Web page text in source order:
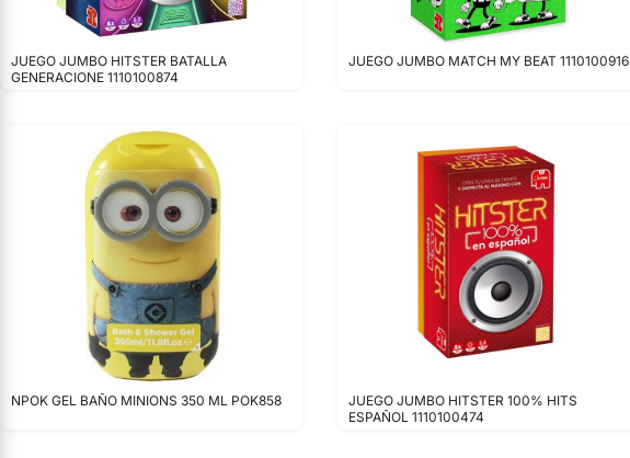
JUEGO JUMBO HITSTER BATALLA
GENERACIONE 1110100874
JUEGO JUMBO MATCH MY BEAT 1110100916
NPOK GEL BAÑO MINIONS 350 ML POK858
JUEGO JUMBO HITSTER 100% HITS
ESPAÑOL 1110100474